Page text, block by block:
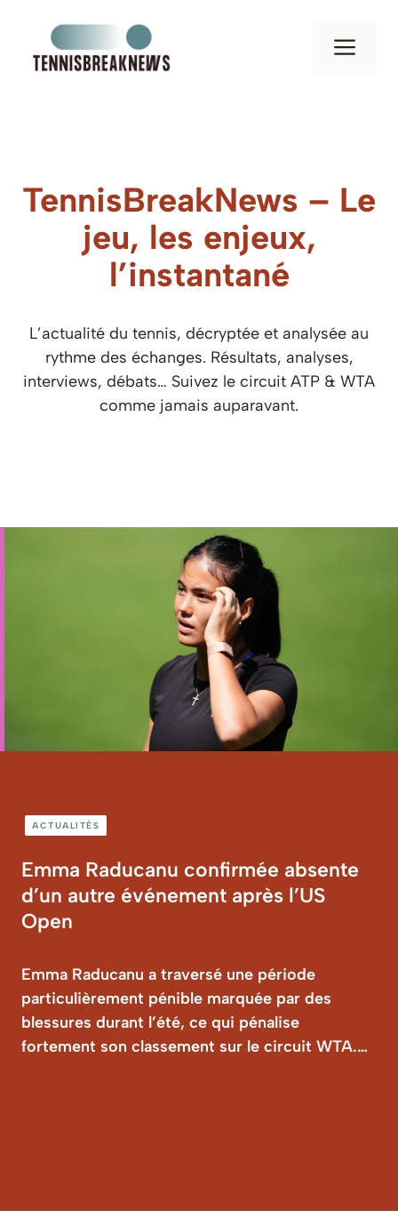
contenu
TennisBreakNews – Le
jeu, les enjeux,
l’instantané
L’actualité du tennis, décryptée et analysée au
rythme des échanges. Résultats, analyses,
interviews, débats… Suivez le circuit ATP & WTA
comme jamais auparavant.
ACTUALITÉS
Emma Raducanu confirmée absente
d’un autre événement après l’US
Open
Emma Raducanu a traversé une période
particulièrement pénible marquée par des
blessures durant l’été, ce qui pénalise
fortement son classement sur le circuit WTA.…